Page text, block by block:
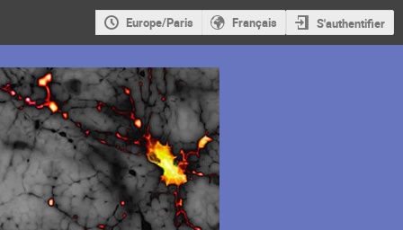
Europe/Paris Français S'authentifier